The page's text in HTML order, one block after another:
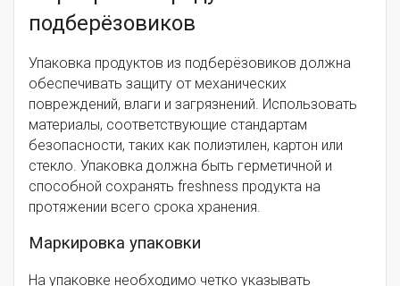
подберёзовиков
Упаковка продуктов из подберёзовиков должна
обеспечивать защиту от механических
повреждений, влаги и загрязнений. Использовать
материалы, соответствующие стандартам
безопасности, таких как полиэтилен, картон или
стекло. Упаковка должна быть герметичной и
способной сохранять freshness продукта на
протяжении всего срока хранения.
Маркировка упаковки
На упаковке необходимо четко указывать